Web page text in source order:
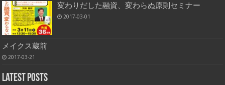
変わりだした融資、変わらぬ原則セミナー
2017-03-01
メイクス蔵前
2017-03-21
Latest Posts